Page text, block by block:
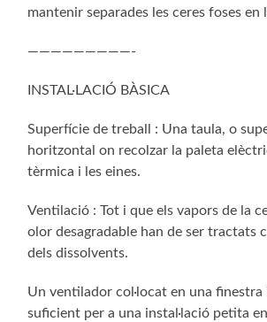
mantenir separades les ceres foses en
—————————-
INSTAL·LACIÓ BÀSICA
Superfície de treball : Una taula, o
horitzontal on recolzar la paleta
tèrmica i les eines.
Ventilació : Tot i que els vapors de la
olor desagradable han de ser tractats
dels dissolvents.
Un ventilador col·locat en una finestra
suficient per a una instal·lació petita